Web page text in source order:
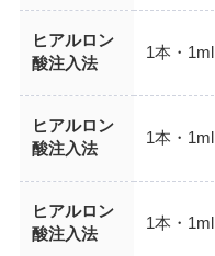
ヒアルロン
酸注入法
1本・1ml
ヒアルロン
酸注入法
1本・1ml
ヒアルロン
酸注入法
1本・1ml